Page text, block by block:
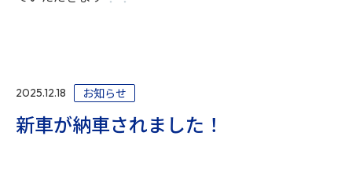
2025.12.18 お知らせ
新車が納車されました！